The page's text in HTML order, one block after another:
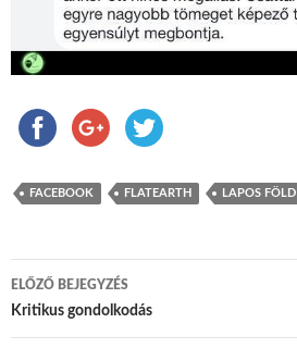
FACEBOOK FLATEARTH LAPOS FÖLD
Bejegyzés navigáció
ELŐZŐ BEJEGYZÉS
Kritikus gondolkodás